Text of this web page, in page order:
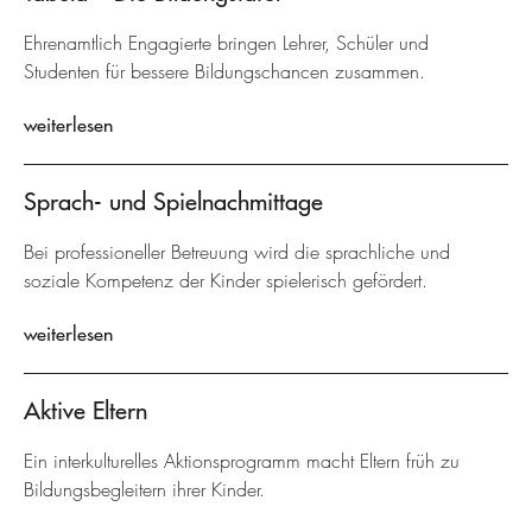
Ehrenamtlich Engagierte bringen Lehrer, Schüler und
Studenten für bessere Bildungschancen zusammen.
weiterlesen
Sprach- und Spielnachmittage
Bei professioneller Betreuung wird die sprachliche und
soziale Kompetenz der Kinder spielerisch gefördert.
weiterlesen
Aktive Eltern
Ein interkulturelles Aktionsprogramm macht Eltern früh zu
Bildungsbegleitern ihrer Kinder.